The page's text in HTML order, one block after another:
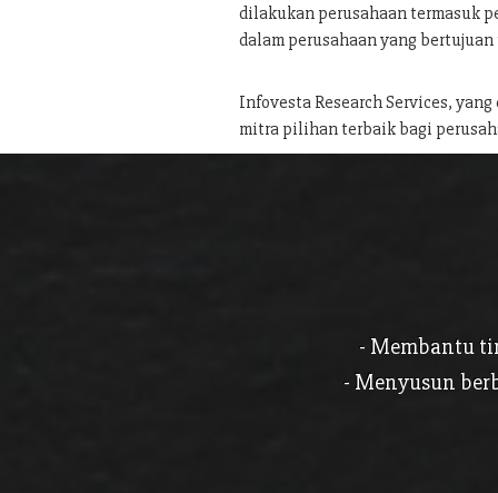
dilakukan perusahaan termasuk
dalam perusahaan yang
Infovesta Research Services,
mitra pilihan terbaik bagi
- Membantu
- Menyusun